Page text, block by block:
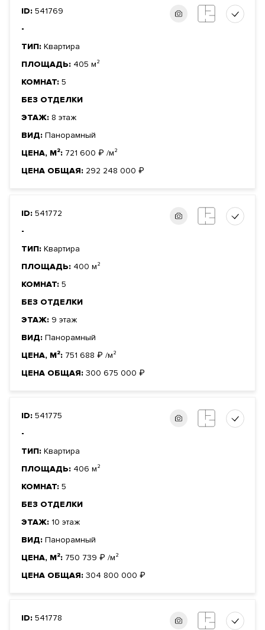
ID: 541769
-
ТИП: Квартира
ПЛОЩАДЬ: 405 м²
КОМНАТ: 5
БЕЗ ОТДЕЛКИ
ЭТАЖ: 8 этаж
ВИД: Панорамный
ЦЕНА, М²: 721 600 ₽ /м²
ЦЕНА ОБЩАЯ: 292 248 000 ₽
ID: 541772
-
ТИП: Квартира
ПЛОЩАДЬ: 400 м²
КОМНАТ: 5
БЕЗ ОТДЕЛКИ
ЭТАЖ: 9 этаж
ВИД: Панорамный
ЦЕНА, М²: 751 688 ₽ /м²
ЦЕНА ОБЩАЯ: 300 675 000 ₽
ID: 541775
-
ТИП: Квартира
ПЛОЩАДЬ: 406 м²
КОМНАТ: 5
БЕЗ ОТДЕЛКИ
ЭТАЖ: 10 этаж
ВИД: Панорамный
ЦЕНА, М²: 750 739 ₽ /м²
ЦЕНА ОБЩАЯ: 304 800 000 ₽
ID: 541778